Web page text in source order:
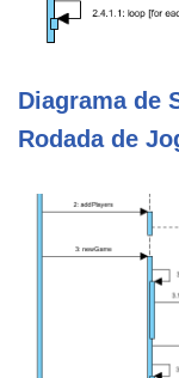
Diagrama de
Rodada de